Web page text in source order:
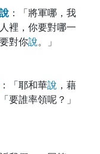
說 ：「將軍哪，我
裡，你要對哪一
對你說。」
：「耶和華說 ，藉
「要誰率領呢？」